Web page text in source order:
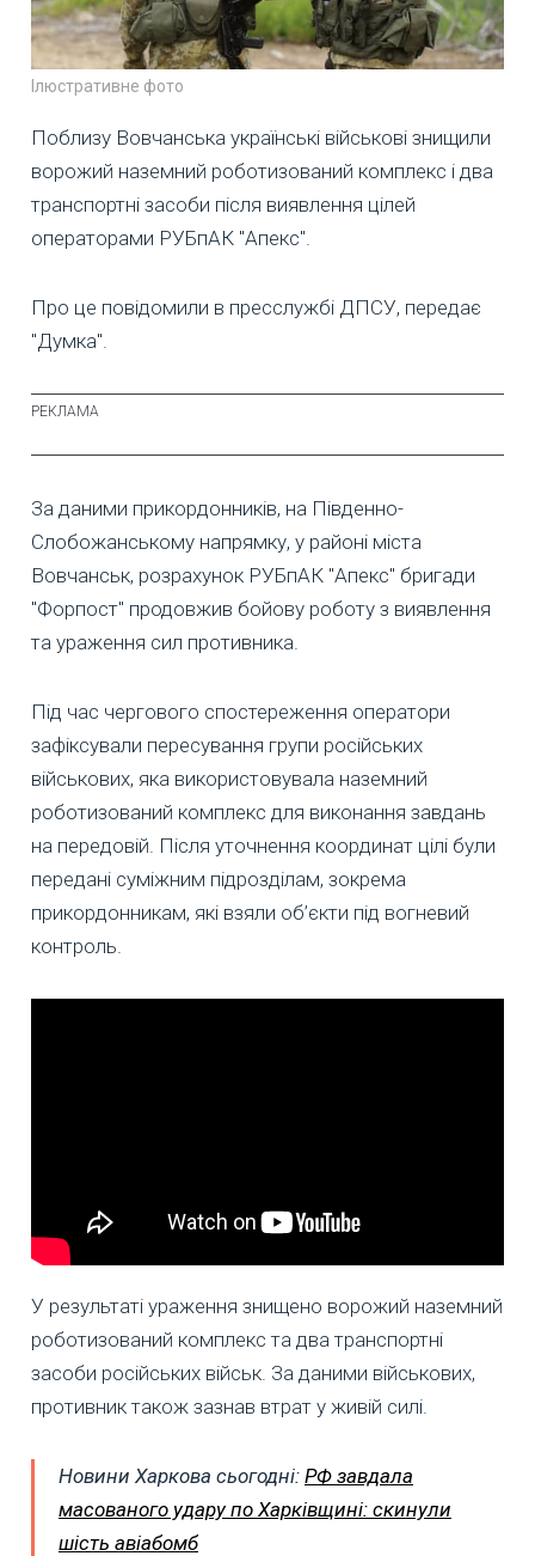
Ілюстративне фото
Поблизу Вовчанська українські військові знищили
ворожий наземний роботизований комплекс і два
транспортні засоби після виявлення цілей
операторами РУБпАК "Апекс".
Про це повідомили в пресслужбі ДПСУ, передає
"Думка".
За даними прикордонників, на Південно-
Слобожанському напрямку, у районі міста
Вовчанськ, розрахунок РУБпАК "Апекс" бригади
"Форпост" продовжив бойову роботу з виявлення
та ураження сил противника.
Під час чергового спостереження оператори
зафіксували пересування групи російських
військових, яка використовувала наземний
роботизований комплекс для виконання завдань
на передовій. Після уточнення координат цілі були
передані суміжним підрозділам, зокрема
прикордонникам, які взяли об’єкти під вогневий
контроль.
У результаті ураження знищено ворожий наземний
роботизований комплекс та два транспортні
засоби російських військ. За даними військових,
противник також зазнав втрат у живій силі.
Новини Харкова сьогодні: РФ завдала
масованого удару по Харківщині: скинули
шість авіабомб